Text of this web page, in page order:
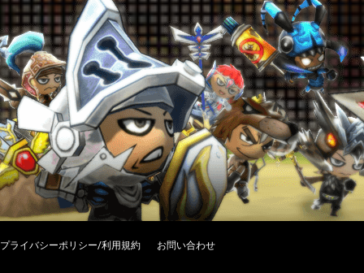
プライバシーポリシー/利用規約 お問い合わせ